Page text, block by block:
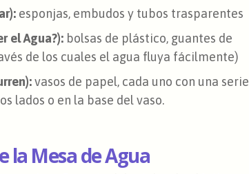
esponjas, embudos y tubos trasparentes
el Agua?): bolsas de plástico, guantes de
de los cuales el agua fluya fácilmente)
vasos de papel, cada uno con una serie
lados o en la base del vaso.
la Mesa de Agua